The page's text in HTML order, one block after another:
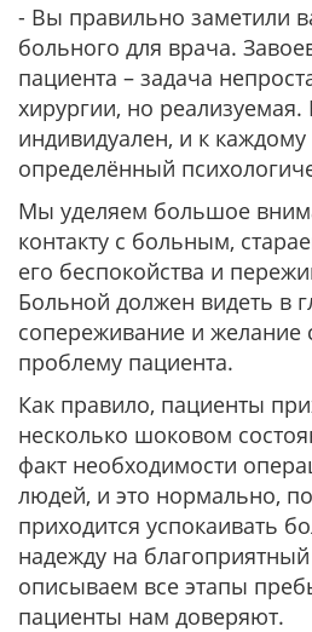
- Вы правильно заметили
больного для врача.
пациента – задача
хирургии, но
индивидуален, и к
определённый
Мы уделяем большое
контакту с больным,
его беспокойства и
Больной должен видеть в
сопереживание и желание
проблему пациента.
Как правило, пациенты
несколько шоковом
факт необходимости
людей, и это нормально,
приходится успокаивать
надежду на
описываем все этапы
пациенты нам доверяют.